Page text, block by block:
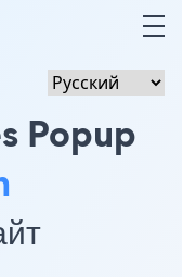
Popup